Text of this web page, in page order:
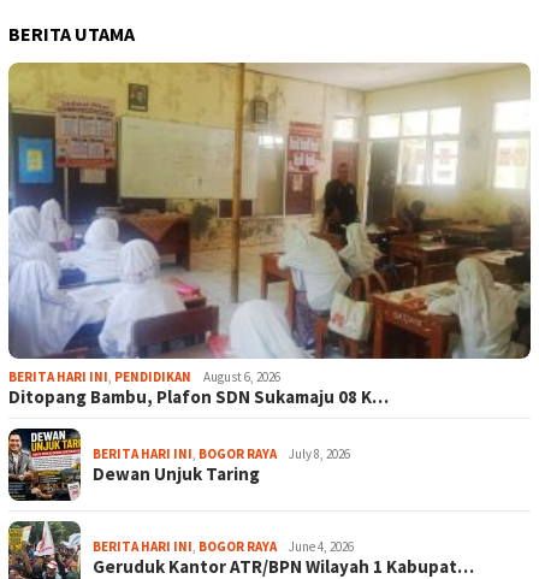
BERITA UTAMA
BERITA HARI INI, PENDIDIKAN August 6, 2026
Ditopang Bambu, Plafon SDN Sukamaju 08 K…
BERITA HARI INI, BOGOR RAYA July 8, 2026
Dewan Unjuk Taring
BERITA HARI INI, BOGOR RAYA June 4, 2026
Geruduk Kantor ATR/BPN Wilayah 1 Kabupat…